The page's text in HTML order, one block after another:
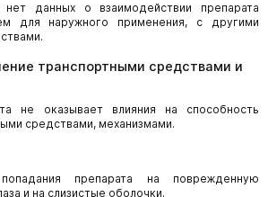
данных о взаимодействии препарата
для наружного применения, с другими
транспортными средствами и
не оказывает влияния на способность
средствами, механизмами.
препарата на поврежденную
и на слизистые оболочки.